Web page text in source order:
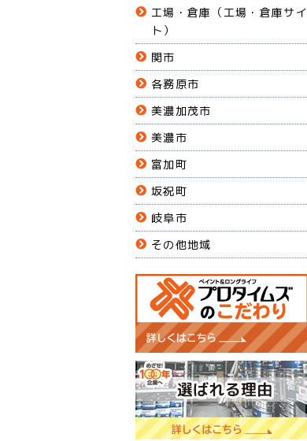
工場・倉庫（工場・倉庫サイ
ト）
関市
各務原市
美濃加茂市
美濃市
富加町
坂祝町
岐阜市
その他地域